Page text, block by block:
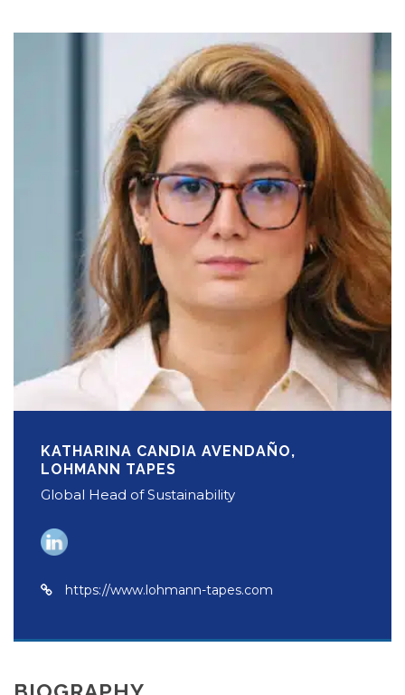
KATHARINA CANDIA AVENDAÑO,
LOHMANN TAPES
Global Head of Sustainability
https://www.lohmann-tapes.com